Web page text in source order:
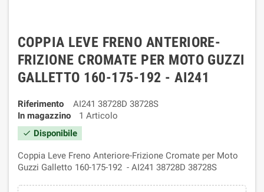
COPPIA LEVE FRENO ANTERIORE-
FRIZIONE CROMATE PER MOTO GUZZI
GALLETTO 160-175-192 - AI241
Riferimento
AI241 38728D 38728S
In magazzino
1 Articolo
check Disponibile
Coppia Leve Freno Anteriore-Frizione Cromate per Moto
Guzzi Galletto 160-175-192 - AI241 38728D 38728S